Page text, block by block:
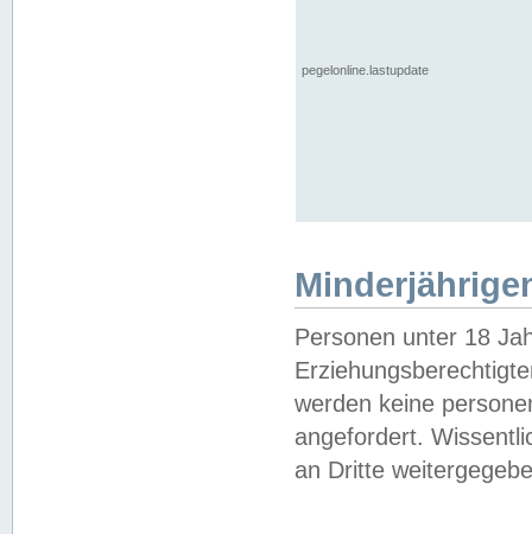
pegelonline.lastupdate
Personen unter 18
werden keine
angefordert.
an Dritte